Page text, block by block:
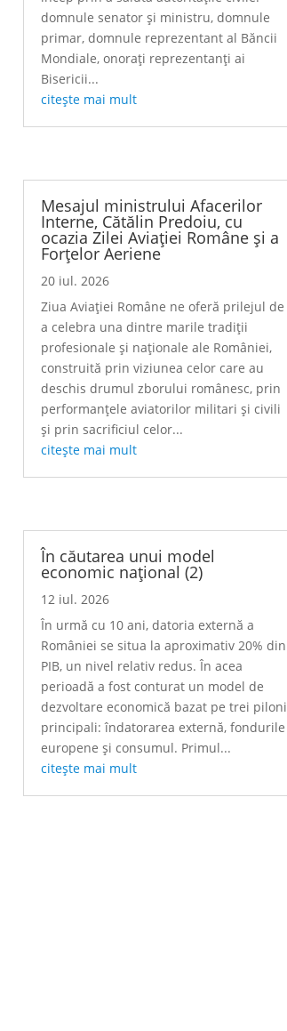
domnule senator și ministru, domnule
primar, domnule reprezentant al Băncii
Mondiale, onorați reprezentanți ai
Bisericii...
citește mai mult
Mesajul ministrului Afacerilor
Interne, Cătălin Predoiu, cu
ocazia Zilei Aviației Române și a
Forțelor Aeriene
20 iul. 2026
Ziua Aviației Române ne oferă prilejul de
a celebra una dintre marile tradiții
profesionale și naționale ale României,
construită prin viziunea celor care au
deschis drumul zborului românesc, prin
performanțele aviatorilor militari și civili
și prin sacrificiul celor...
citește mai mult
În căutarea unui model
economic național (2)
12 iul. 2026
În urmă cu 10 ani, datoria externă a
României se situa la aproximativ 20% din
PIB, un nivel relativ redus. În acea
perioadă a fost conturat un model de
dezvoltare economică bazat pe trei piloni
principali: îndatorarea externă, fondurile
europene și consumul. Primul...
citește mai mult